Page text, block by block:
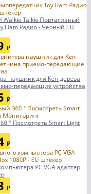
Walkie Talkie Портативный
Ham Радио - Черный EU
₽
наушник для Ken-дерева
передающие устройства
₽
° Посмотреть Smart Light
₽
PC VGA адаптер
₽